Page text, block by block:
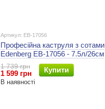
Артикул: EB-17056
Професійна каструля з сотами
Edenberg EB-17056 - 7.5л/26см
1 739 грн
1 599 грн Купити
В наявності